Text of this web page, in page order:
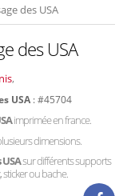
des USA
des USA
,
USA : #45704
imprimée en france.
dimensions.
sur différents supports
sticker ou bache.